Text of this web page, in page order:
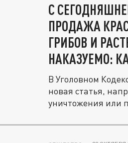
С
ПРОДАЖА
ГРИБОВ И
НАКАЗУЕМО:
В Уголовном
новая статья,
уничтожения или